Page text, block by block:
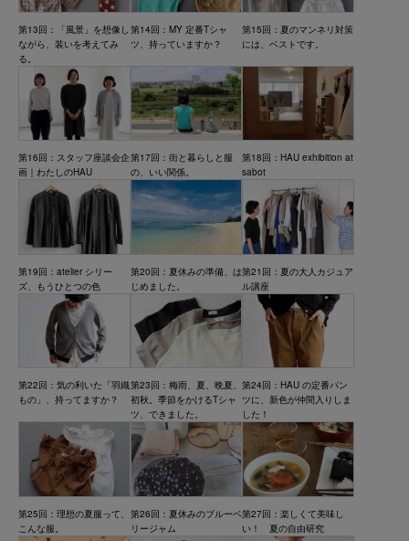
第13回：「風景」を想像し
ながら、装いを考えてみ
る。
第14回：MY 定番Tシャ
ツ、持っていますか？
第15回：夏のマンネリ対策
には、ベストです。
第16回：スタッフ座談会企
画｜わたしのHAU
第17回：街と暮らしと服
の、いい関係。
第18回：HAU exhibition at
sabot
第19回：atelier シリー
ズ、もうひとつの色
第20回：夏休みの準備、は
じめました。
第21回：夏の大人カジュア
ル講座
第22回：気の利いた「羽織
もの」、持ってますか？
第23回：梅雨、夏、晩夏、
初秋。季節をかけるTシャ
ツ、できました。
第24回：HAU の定番パン
ツに、新色が仲間入りしま
した！
第25回：理想の夏服って、
こんな服。
第26回：夏休みのブルーベ
リージャム
第27回：楽しくて美味し
い！ 夏の自由研究